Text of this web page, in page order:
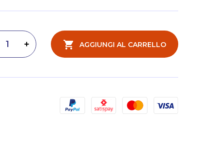
Aumenta quantità
quantità AGGIUNGI AL CARRELLO